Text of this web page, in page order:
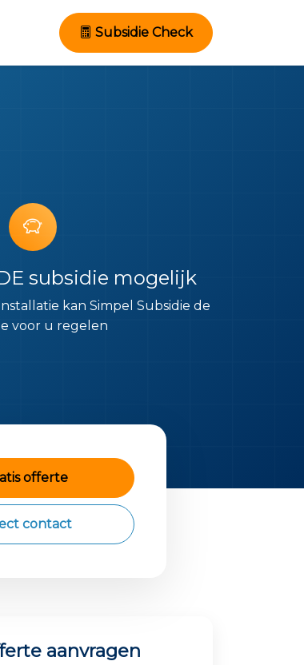
Subsidie Check
subsidie mogelijk
kan Simpel Subsidie de
voor u regelen
offerte
contact
aanvragen